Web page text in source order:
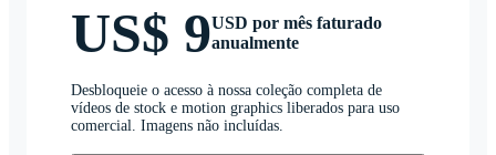
US$ 9USD por mês faturado
anualmente
Desbloqueie o acesso à nossa coleção completa de
vídeos de stock e motion graphics liberados para uso
comercial. Imagens não incluídas.